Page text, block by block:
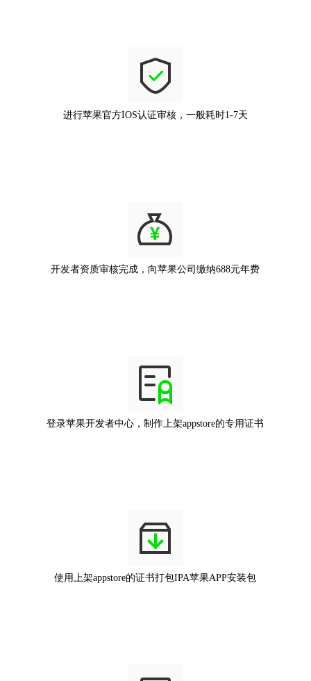
进行苹果官方IOS认证审核，一般耗时1-7天
开发者资质审核完成，向苹果公司缴纳688元年费
登录苹果开发者中心，制作上架appstore的专用证书
使用上架appstore的证书打包IPA苹果APP安装包